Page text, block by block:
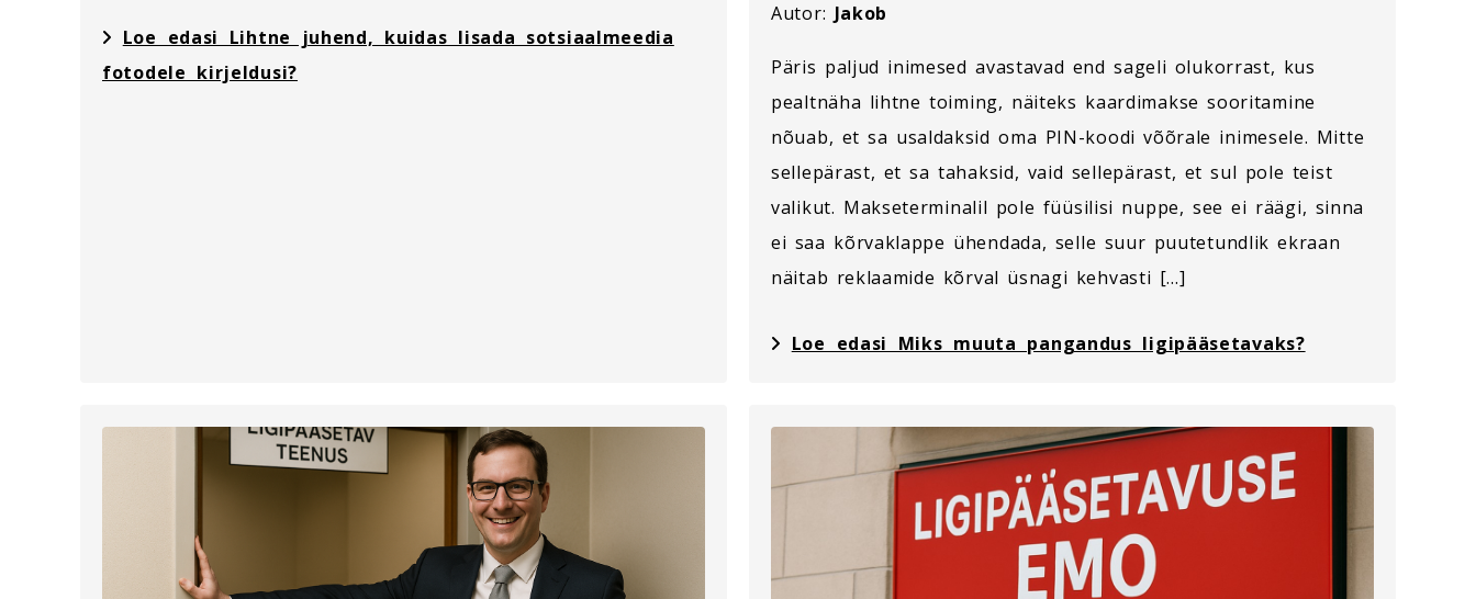
Loe edasi Lihtne juhend, kuidas lisada sotsiaalmeedia
fotodele kirjeldusi?
Autor: Jakob
Päris paljud inimesed avastavad end sageli olukorrast, kus
pealtnäha lihtne toiming, näiteks kaardimakse sooritamine
nõuab, et sa usaldaksid oma PIN-koodi võõrale inimesele. Mitte
sellepärast, et sa tahaksid, vaid sellepärast, et sul pole teist
valikut. Makseterminalil pole füüsilisi nuppe, see ei räägi, sinna
ei saa kõrvaklappe ühendada, selle suur puutetundlik ekraan
näitab reklaamide kõrval üsnagi kehvasti […]
Loe edasi Miks muuta pangandus ligipääsetavaks?